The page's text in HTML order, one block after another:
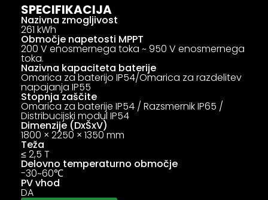
SPECIFIKACIJA
Nazivna zmogljivost
261 kWh
Območje napetosti MPPT
200 V enosmernega toka ~ 950 V enosmernega
toka.
Nazivna kapaciteta baterije
Omarica za baterijo IP54/Omarica za razdelitev
napajanja IP55
Stopnja zaščite
Omarica za baterije IP54 / Razsmernik IP65 /
Distribucijski modul IP54
Dimenzije (DxŠxV)
1800 × 2250 × 1350 mm
Teža
≤ 2,5 T
Delovno temperaturno območje
-30~60℃
PV vhod
DA